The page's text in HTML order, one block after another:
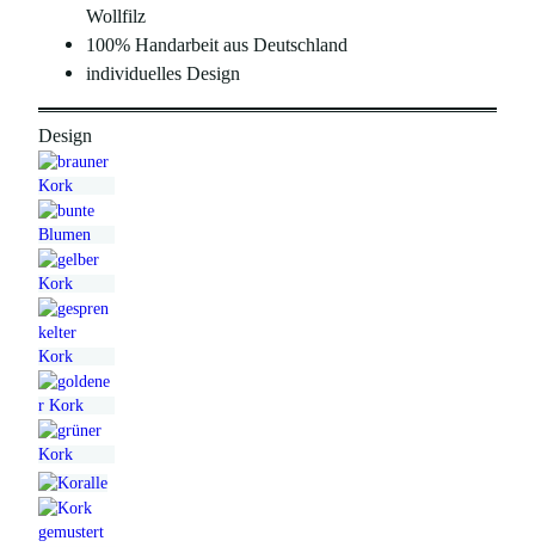
Wollfilz
100% Handarbeit aus Deutschland
individuelles Design
Design